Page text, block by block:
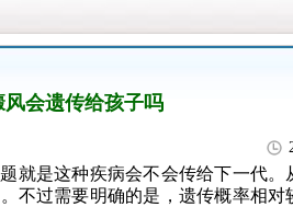
风会遗传给孩子吗
就是这种疾病会不会传给下一代。
不过需要明确的是，遗传概率相